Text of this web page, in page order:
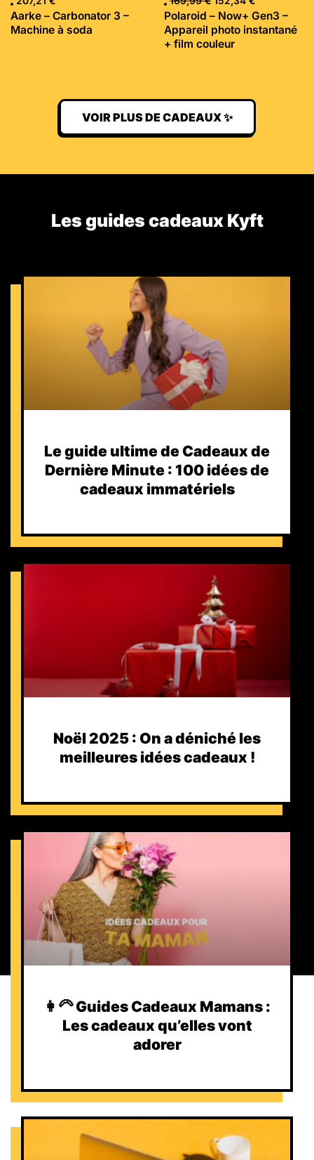
Aarke – Carbonator 3 –
Machine à soda
Polaroid – Now+ Gen3 –
Appareil photo instantané
+ film couleur
VOIR PLUS DE CADEAUX ✨
Les guides cadeaux Kyft​
Le guide ultime de Cadeaux de
Dernière Minute : 100 idées de
cadeaux immatériels
Noël 2025 : On a déniché les
meilleures idées cadeaux !
👩‍🦳 Guides Cadeaux Mamans :
Les cadeaux qu’elles vont
adorer